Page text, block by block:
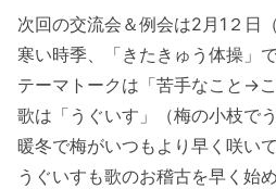
次回の交流会＆例会は2月1２日
寒い時季、「きたきゅう体操」
テーマトークは「苦手なこと→
歌は「うぐいす」（梅の小枝で
暖冬で梅がいつもより早く咲い
うぐいすも歌のお稽古を早く始